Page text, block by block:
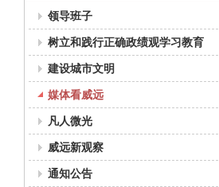
领导班子
树立和践行正确政绩观学习教育
建设城市文明
媒体看威远
凡人微光
威远新观察
通知公告